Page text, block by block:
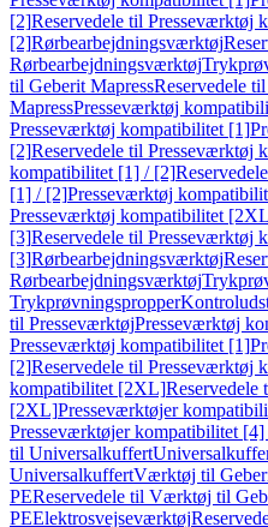
[2]Reservedele til Presseværktøj
[2]Rørbearbejdningsværktøj
Rørbearbejdningsværktøj
til Geberit MapressReservedele
MapressPresseværktøj
Presseværktøj kompatibilitet [1]
[2]Reservedele til Presseværktøj
kompatibilitet [1] / [2]
[1] / [2]Presseværktøj
Presseværktøj kompatibilitet
[3]Reservedele til Presseværktøj
[3]Rørbearbejdningsværktøj
Rørbearbejdningsværktøj
Trykprøvningspropper
til PresseværktøjPresseværktøj
Presseværktøj kompatibilitet [1]
[2]Reservedele til Presseværktøj
kompatibilitet [2XL]
[2XL]Presseværktøjer
Presseværktøjer kompatibilitet
til Universalkuffert
UniversalkuffertVærktøj til
PEReservedele til Værktøj til
PEElektrosvejseværktøj